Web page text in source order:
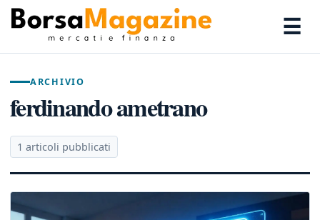
☰
ARCHIVIO
ferdinando ametrano
1 articoli pubblicati